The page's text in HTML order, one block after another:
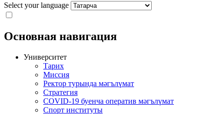
Select your language
Основная навигация
Университет
Тарих
Миссия
Ректор турында мәгълүмат
Стратегия
COVID-19 буенча оператив мәгълүмат
Спорт институты